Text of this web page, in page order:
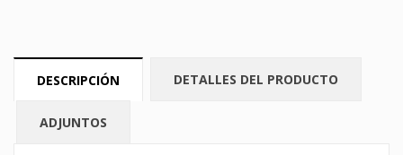
DESCRIPCIÓN DETALLES DEL PRODUCTO
ADJUNTOS